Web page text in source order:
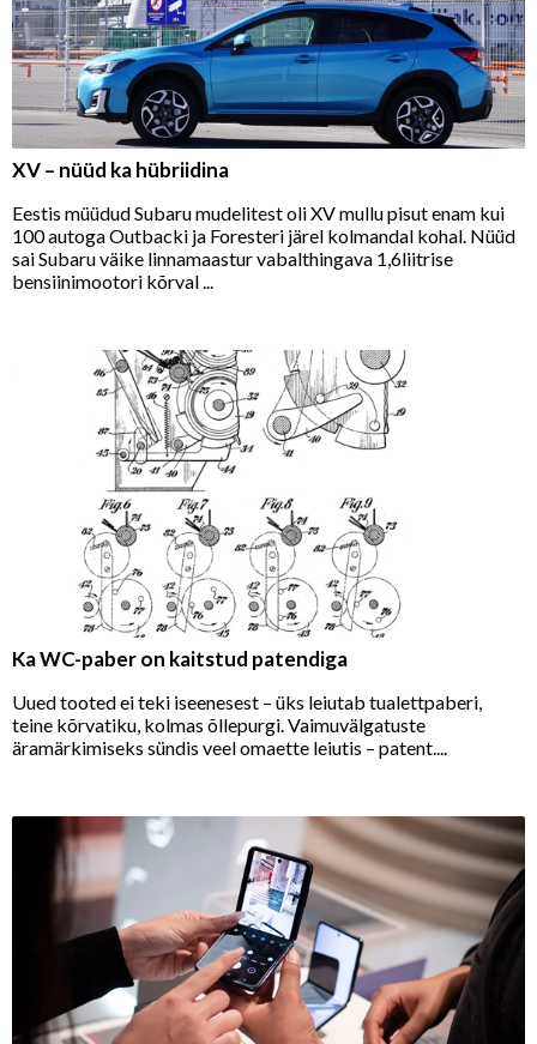
XV – nüüd ka hübriidina
Eestis müüdud Subaru mudelitest oli XV mullu pisut enam kui
100 autoga Outbacki ja Foresteri järel kolmandal kohal. Nüüd
sai Subaru väike linnamaastur vabalthingava 1,6liitrise
bensiinimootori kõrval ...
Ka WC-paber on kaitstud patendiga
Uued tooted ei teki iseenesest – üks leiutab tualettpaberi,
teine kõrvatiku, kolmas õllepurgi. Vaimuvälgatuste
äramärkimiseks sündis veel omaette leiutis – patent....